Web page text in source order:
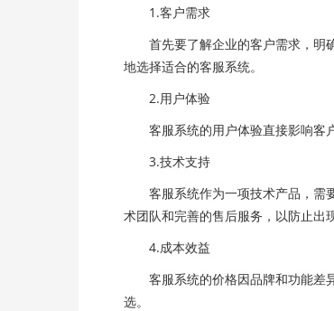
1.客户需求
首先要了解企业的客户需求，明确
地选择适合的客服系统。
2.用户体验
客服系统的用户体验直接影响客户
3.技术支持
客服系统作为一项技术产品，需要
术团队和完善的售后服务，以防止出
4.成本效益
客服系统的价格因品牌和功能差异
选。